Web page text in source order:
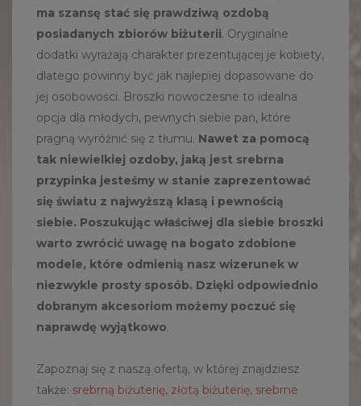
ma szansę stać się prawdziwą ozdobą
posiadanych zbiorów biżuterii. Oryginalne
dodatki wyrażają charakter prezentującej je kobiety,
dlatego powinny być jak najlepiej dopasowane do
jej osobowości. Broszki nowoczesne to idealna
opcja dla młodych, pewnych siebie pań, które
pragną wyróżnić się z tłumu. Nawet za pomocą
tak niewielkiej ozdoby, jaką jest srebrna
przypinka jesteśmy w stanie zaprezentować
się światu z najwyższą klasą i pewnością
siebie. Poszukując właściwej dla siebie broszki
warto zwrócić uwagę na bogato zdobione
modele, które odmienią nasz wizerunek w
niezwykle prosty sposób. Dzięki odpowiednio
dobranym akcesoriom możemy poczuć się
naprawdę wyjątkowo.
Zapoznaj się z naszą ofertą, w której znajdziesz
także: srebrną biżuterię, złotą biżuterię, srebrne